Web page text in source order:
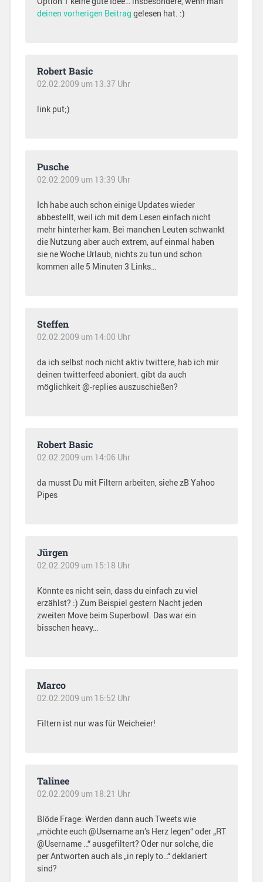
deinen vorherigen Beitrag gelesen hat. :)
Robert Basic
02.02.2009 um 13:37 Uhr
link put;)
Pusche
02.02.2009 um 13:39 Uhr
Ich habe auch schon einige Updates wieder
abbestellt, weil ich mit dem Lesen einfach nicht
mehr hinterher kam. Bei manchen Leuten schwankt
die Nutzung aber auch extrem, auf einmal haben
sie ne Woche Urlaub, nichts zu tun und schon
kommen alle 5 Minuten 3 Links…
Steffen
02.02.2009 um 14:00 Uhr
da ich selbst noch nicht aktiv twittere, hab ich mir
deinen twitterfeed aboniert. gibt da auch
möglichkeit @-replies auszuschießen?
Robert Basic
02.02.2009 um 14:06 Uhr
da musst Du mit Filtern arbeiten, siehe zB Yahoo
Pipes
Jürgen
02.02.2009 um 15:18 Uhr
Könnte es nicht sein, dass du einfach zu viel
erzählst? :) Zum Beispiel gestern Nacht jeden
zweiten Move beim Superbowl. Das war ein
bisschen heavy…
Marco
02.02.2009 um 16:52 Uhr
Filtern ist nur was für Weicheier!
Talinee
02.02.2009 um 18:21 Uhr
Blöde Frage: Werden dann auch Tweets wie
„möchte euch @Username an’s Herz legen“ oder „RT
@Username …“ ausgefiltert? Oder nur solche, die
per Antworten auch als „in reply to…“ deklariert
sind?